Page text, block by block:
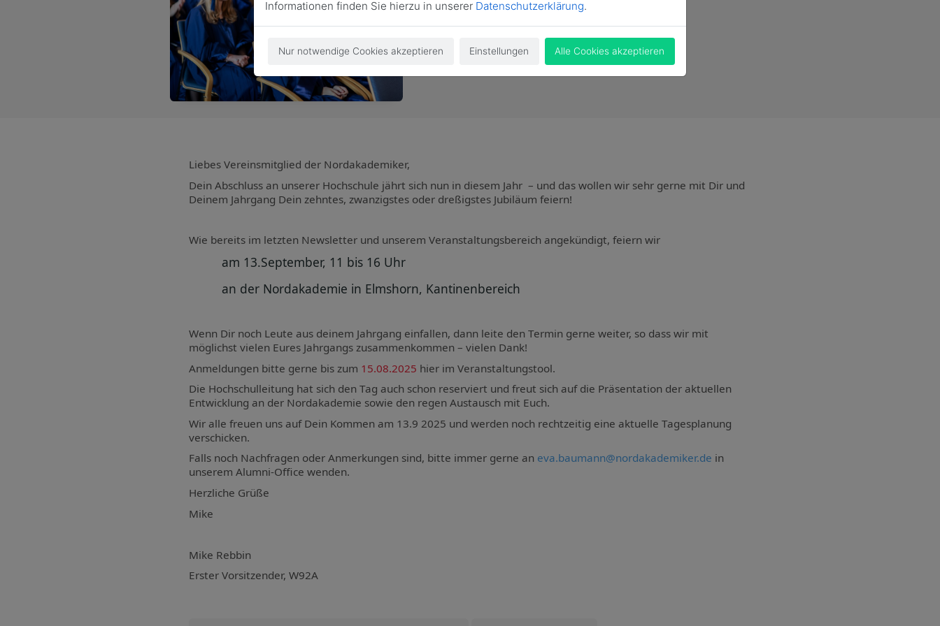
Liebes Vereinsmitglied der Nordakademiker,
Dein Abschluss an unserer Hochschule jährt sich nun in diesem Jahr – und das wollen wir sehr gerne mit Dir und
Deinem Jahrgang Dein zehntes, zwanzigstes oder dreßigstes Jubiläum feiern!
Wie bereits im letzten Newsletter und unserem Veranstaltungsbereich angekündigt, feiern wir
am 13.September, 11 bis 16 Uhr
an der Nordakademie in Elmshorn, Kantinenbereich
Wenn Dir noch Leute aus deinem Jahrgang einfallen, dann leite den Termin gerne weiter, so dass wir mit
möglichst vielen Eures Jahrgangs zusammenkommen – vielen Dank!
Anmeldungen bitte gerne bis zum 15.08.2025 hier im Veranstaltungstool.
Die Hochschulleitung hat sich den Tag auch schon reserviert und freut sich auf die Präsentation der aktuellen
Entwicklung an der Nordakademie sowie den regen Austausch mit Euch.
Wir alle freuen uns auf Dein Kommen am 13.9 2025 und werden noch rechtzeitig eine aktuelle Tagesplanung
verschicken.
Falls noch Nachfragen oder Anmerkungen sind, bitte immer gerne an eva.baumann@nordakademiker.de in
unserem Alumni-Office wenden.
Herzliche Grüße
Mike
Mike Rebbin
Erster Vorsitzender, W92A
Informationen finden Sie hierzu in unserer Datenschutzerklärung.
Nur notwendige Cookies akzeptieren Einstellungen Alle Cookies akzeptieren